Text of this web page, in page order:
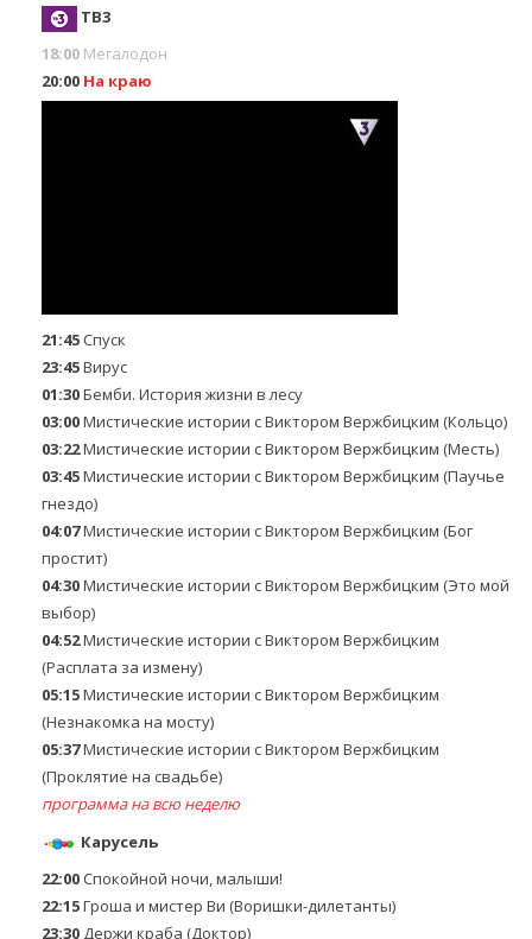
ТВ3
18:00 Мегалодон
20:00 На краю
21:45Спуск
23:45Вирус
01:30Бемби. Иcтория жизни в лeсу
03:00Мистические истории с Виктором Вержбицким (Кольцо)
03:22Мистические истории с Виктором Вержбицким (Месть)
03:45Мистические истории с Виктором Вержбицким (Паучье
гнездо)
04:07Мистические истории с Виктором Вержбицким (Бог
простит)
04:30Мистические истории с Виктором Вержбицким (Это мой
выбор)
04:52Мистические истории с Виктором Вержбицким
(Расплата за измену)
05:15Мистические истории с Виктором Вержбицким
(Незнакомка на мосту)
05:37Мистические истории с Виктором Вержбицким
(Проклятие на свадьбе)
программа на всю неделю
Карусель
22:00Спокойной ночи, малыши!
22:15Гроша и мистер Ви (Воришки-дилетанты)
23:30Держи краба (Доктор)